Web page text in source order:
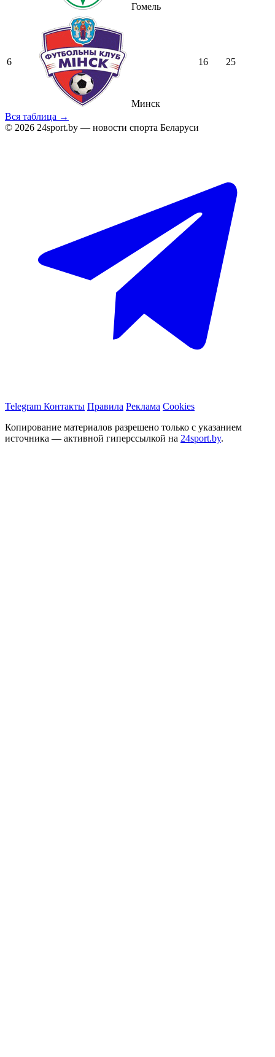
Гомель
6
Минск
16 25
Вся таблица →
© 2026 24sport.by — новости спорта Беларуси
Telegram Контакты Правила Реклама Cookies
Копирование материалов разрешено только с указанием
источника — активной гиперссылкой на 24sport.by.